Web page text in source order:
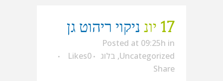
17 יונ ניקוי ריהוט גן
Posted at 09:25h in
Uncategorized
, בלוג 0
Likes
Share